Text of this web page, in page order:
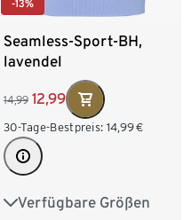
-13%
Seamless-Sport-BH,
lavendel
14,99 12,99
30-Tage-Bestpreis: 14,99€
Verfügbare Größen
XS 32/34 S 36/38